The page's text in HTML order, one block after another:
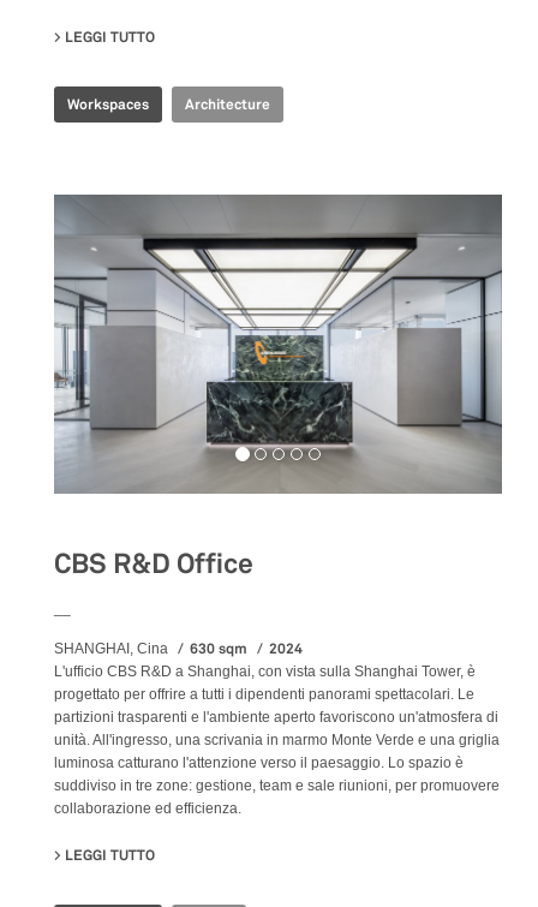
LEGGI TUTTO
Workspaces Architecture
CBS R&D Office
SHANGHAI, Cina 630 sqm 2024
L'ufficio CBS R&D a Shanghai, con vista sulla Shanghai Tower, è
progettato per offrire a tutti i dipendenti panorami spettacolari. Le
partizioni trasparenti e l'ambiente aperto favoriscono un'atmosfera di
unità. All'ingresso, una scrivania in marmo Monte Verde e una griglia
luminosa catturano l'attenzione verso il paesaggio. Lo spazio è
suddiviso in tre zone: gestione, team e sale riunioni, per promuovere
collaborazione ed efficienza.
LEGGI TUTTO